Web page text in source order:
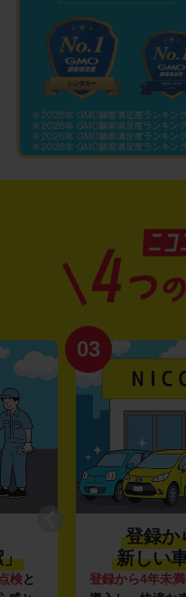
」
検と
03
登録か
新しい
登録から4年未